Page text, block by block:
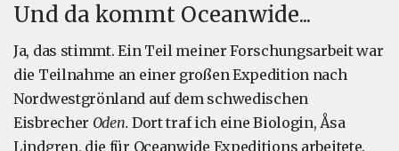
Und da kommt Oceanwide...
Ja, das stimmt. Ein Teil meiner Forschungsarbeit war
die Teilnahme an einer großen Expedition nach
Nordwestgrönland auf dem schwedischen
Eisbrecher Oden. Dort traf ich eine Biologin, Åsa
Lindgren, die für Oceanwide Expeditions arbeitete.